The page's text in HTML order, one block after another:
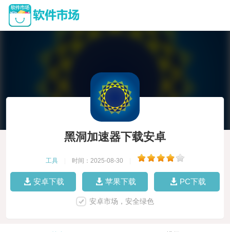
黑洞加速器下载安卓
工具 时间：2025-08-30
安卓下载 苹果下载 PC下载
安卓市场，安全绿色